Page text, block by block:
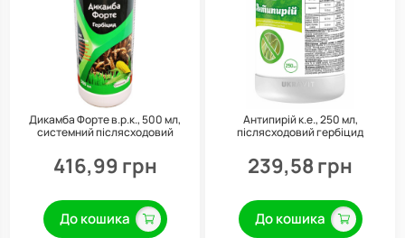
Дикамба Форте в.р.к., 500 мл,
системний післясходовий
сад
416,99 грн
До кошика
Антипирій к.е., 250 мл,
післясходовий гербіцид
239,58 грн
До кошика